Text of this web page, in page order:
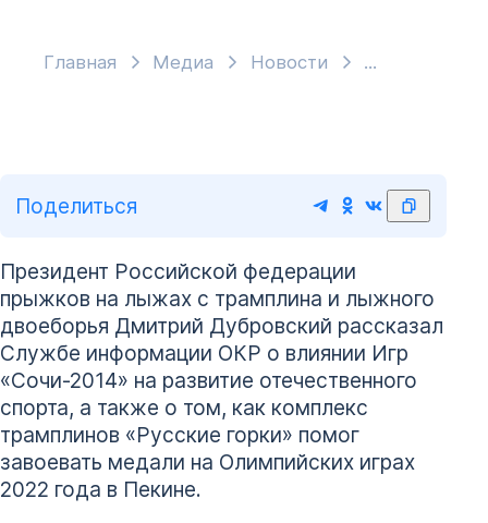
Главная Медиа Новости
Поделиться
Президент Российской федерации
прыжков на лыжах с трамплина и лыжного
двоеборья Дмитрий Дубровский рассказал
Службе информации ОКР о влиянии Игр
«Сочи-2014» на развитие отечественного
спорта, а также о том, как комплекс
трамплинов «Русские горки» помог
завоевать медали на Олимпийских играх
2022 года в Пекине.